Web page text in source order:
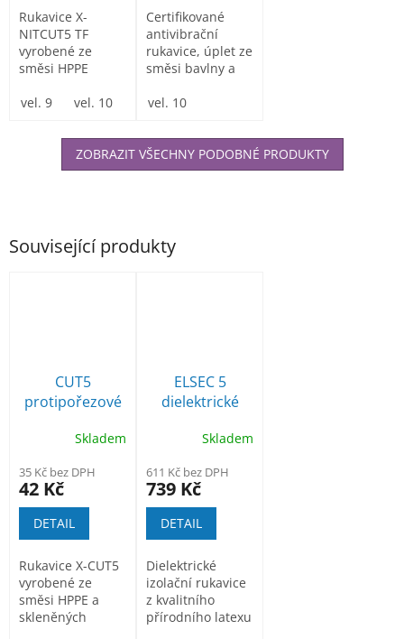
Související produkty
CUT5
protipořezové
rukavice
Skladem
35 Kč bez DPH
42 Kč
DETAIL
Rukavice X-CUT5
vyrobené ze
směsi HPPE a
skleněných
ELSEC 5
dielektrické
do 1000V
Skladem
611 Kč bez DPH
739 Kč
DETAIL
Dielektrické
izolační rukavice
z kvalitního
přírodního latexu
Rukavice X-
NITCUT5 TF
vyrobené ze
směsi HPPE
skleněných
vysokým...
vel. 9 vel. 10
Certifikované
antivibrační
rukavice, úplet ze
směsi bavlny a
latexové...
vel. 10
ZOBRAZIT VŠECHNY PODOBNÉ PRODUKTY